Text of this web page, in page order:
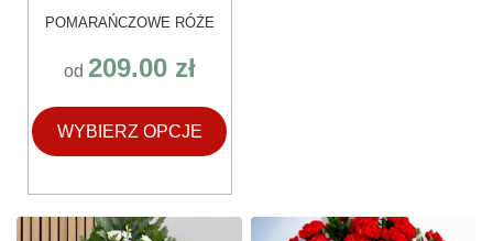
POMARAŃCZOWE RÓŻE
od 209.00 zł
WYBIERZ OPCJE